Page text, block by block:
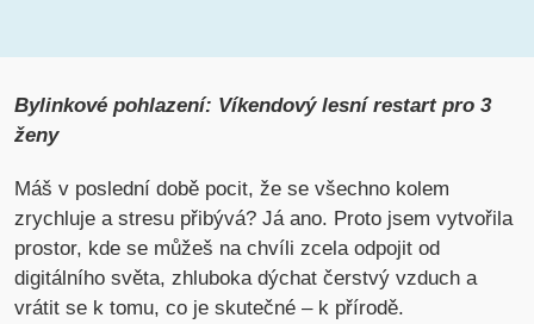
Bylinkové pohlazení: Víkendový lesní restart pro 3
ženy
Máš v poslední době pocit, že se všechno kolem
zrychluje a stresu přibývá? Já ano. Proto jsem vytvořila
prostor, kde se můžeš na chvíli zcela odpojit od
digitálního světa, zhluboka dýchat čerstvý vzduch a
vrátit se k tomu, co je skutečné – k přírodě.